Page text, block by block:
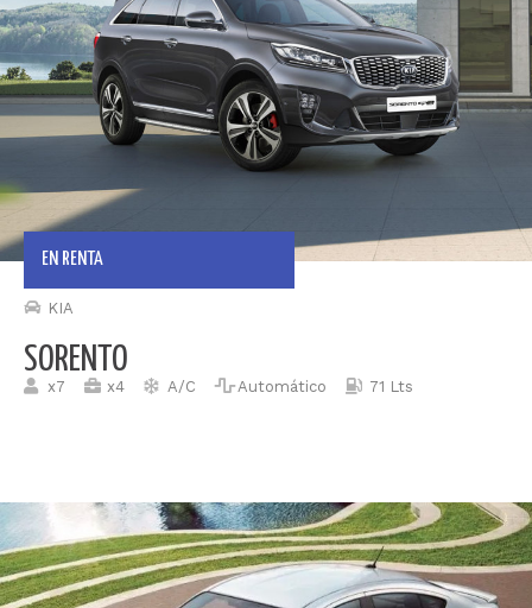
EN RENTA
KIA
SORENTO
x7 x4 A/C Automático 71 Lts